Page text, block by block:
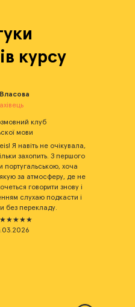
курсу
Я навіть не очікувала,
захопить. З першого
португальською, хоча
за атмосферу, де не
говорити знову і
слухаю подкасти і
без перекладу.
★★★★★
клуб
мови